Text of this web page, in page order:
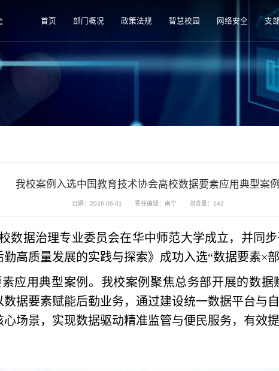
首页 部门概况 政策法规 智慧校园 网络安全 支
我校案例入选中国教育技术协会高校数据要素应用典型案例
日期：2026-06-01 责任编辑：南宁 浏览量： 142
数据治理专业委员会在华中师范大学成立，并同
高质量发展的实践与探索》成功入选“数据要素×部
应用典型案例。我校案例聚焦总务部开展的数
据要素赋能后勤业务，通过建设统一数据平台与
场景，实现数据驱动精准监管与便民服务，有效